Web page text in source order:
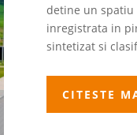
detine un spatiu
inregistrata in
sintetizat si
CITESTE